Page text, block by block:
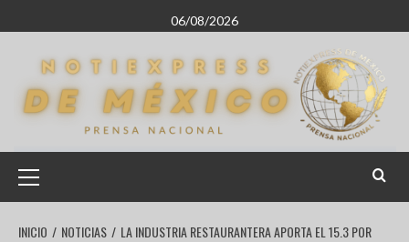
06/08/2026
INICIO NOTICIAS
LA INDUSTRIA RESTAURANTERA APORTA EL 15.3 POR